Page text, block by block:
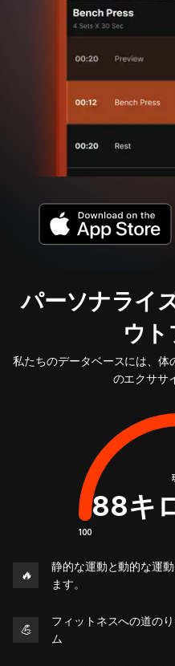
パーソナライ
ウ
私たちのデータベースには、
のエクササ
88キ
100
🔥
静的な運動と動的な運
ます。
💪
フィットネスへの道の
ム